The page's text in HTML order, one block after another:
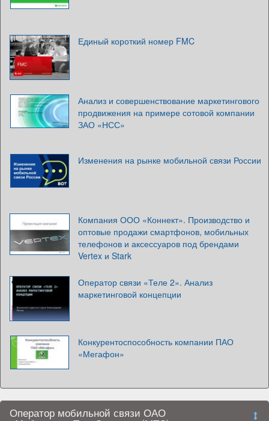
Единый короткий номер FMC
Анализ и совершенствование маркетингового
продвижения на примере сотовой компании
ЗАО «НСС»
Изменения на рынке мобильной связи России
Компания ООО «Коннект». Производство и
оптовые продажи смартфонов, мобильных
телефонов и аксессуаров под брендами
Vertex и Stark
Оператор связи «Теле 2». Анализ
маркетинговой концепции
Конкурентоспособность компании ПАО
«Мегафон»
Оператор мобильной связи ОАО